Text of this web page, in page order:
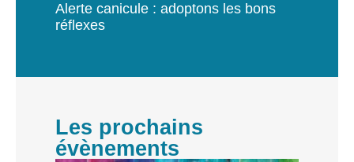
Alerte canicule : adoptons les bons
réflexes
Les prochains
évènements